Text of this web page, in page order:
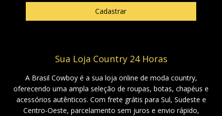
Sua Loja Country 24 Horas
A Brasil Cowboy é a sua loja online de moda country,
oferecendo uma ampla seleção de roupas, botas, chapéus e
acessórios autênticos. Com frete grátis para Sul, Sudeste e
Centro-Oeste, parcelamento sem juros e envio rápido,